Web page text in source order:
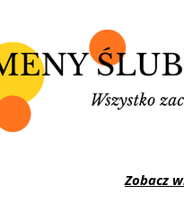
Zobacz